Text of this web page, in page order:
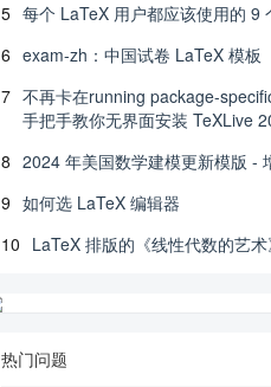
5 每个 LaTeX 用户都应该使用的 9
6 exam-zh：中国试卷 LaTeX 模板
7 不再卡在running package-
手把手教你无界面安装 TeXLive
8 2024 年美国数学建模更新模版 -
9 如何选 LaTeX 编辑器
10 LaTeX 排版的《线性代数的艺术
热门问题